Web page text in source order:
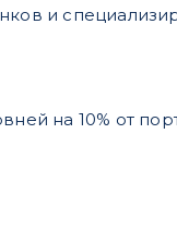
и
на 10% от